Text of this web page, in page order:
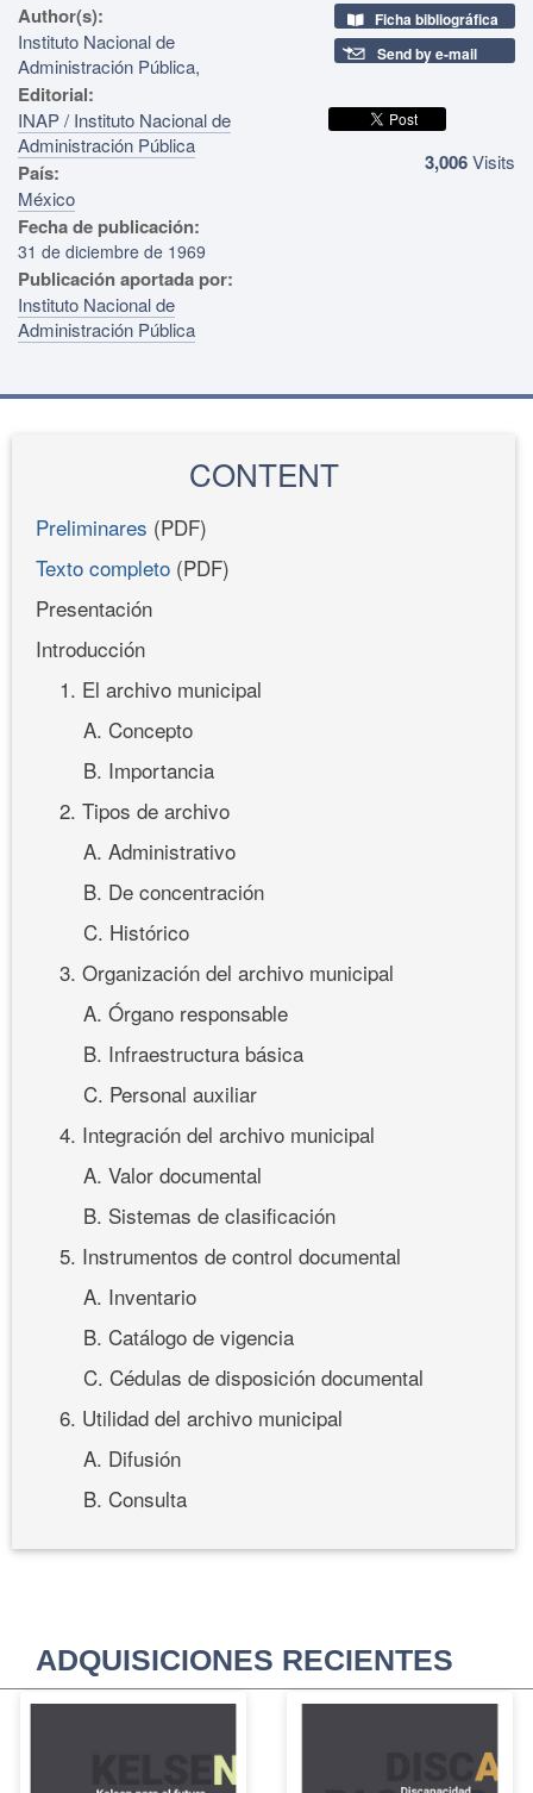
Author(s):
Instituto Nacional de
Administración Pública,
Editorial:
INAP / Instituto Nacional de
Administración Pública
País:
México
Fecha de publicación:
31 de diciembre de 1969
Publicación aportada por:
Instituto Nacional de
Administración Pública
Ficha bibliográfica
Send by e-mail
3,006Visits
CONTENT
Preliminares (PDF)
Texto completo (PDF)
Presentación
Introducción
1. El archivo municipal
A. Concepto
B. Importancia
2. Tipos de archivo
A. Administrativo
B. De concentración
C. Histórico
3. Organización del archivo municipal
A. Órgano responsable
B. Infraestructura básica
C. Personal auxiliar
4. Integración del archivo municipal
A. Valor documental
B. Sistemas de clasificación
5. Instrumentos de control documental
A. Inventario
B. Catálogo de vigencia
C. Cédulas de disposición documental
6. Utilidad del archivo municipal
A. Difusión
B. Consulta
ADQUISICIONES RECIENTES